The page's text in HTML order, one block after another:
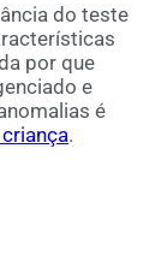
do teste
por que
e
é
.